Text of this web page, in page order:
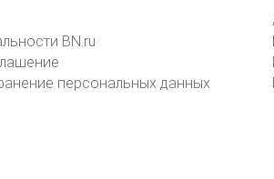
BN.ru
персональных данных